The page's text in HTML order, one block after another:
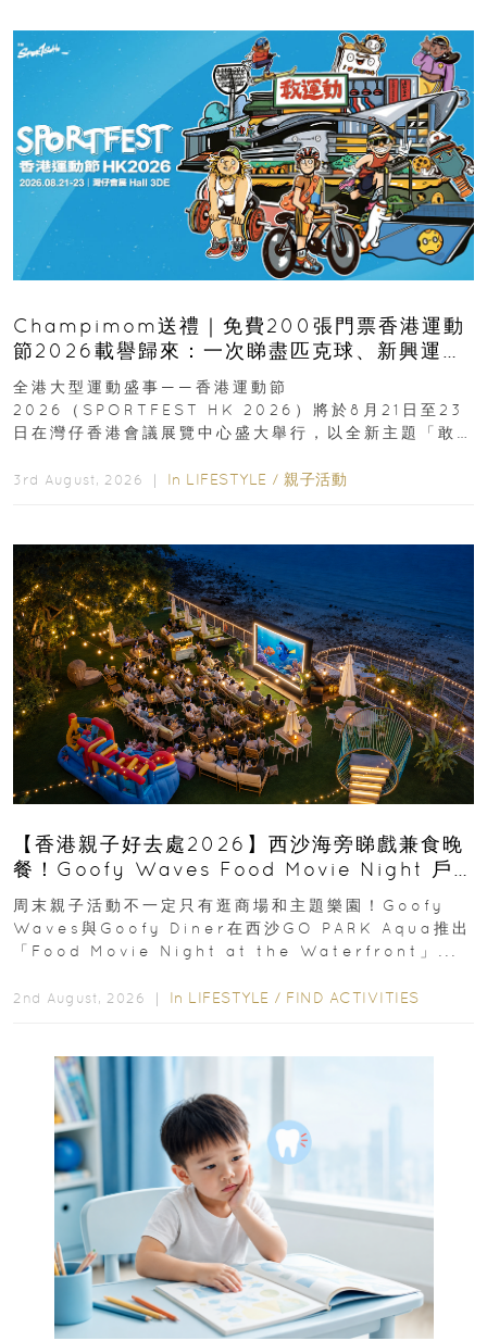
Champimom送禮｜免費200張門票香港運動
節2026載譽歸來：一次睇盡匹克球、新興運
動、街舞比賽＋逾百運動品牌展覽
全港大型運動盛事——香港運動節
2026（SPORTFEST HK 2026）將於8月21日至23
日在灣仔香港會議展覽中心盛大舉行，以全新主題「敢
3rd August, 2026 ｜ In LIFESTYLE / 親子活動
【香港親子好去處2026】西沙海旁睇戲兼食晚
餐！Goofy Waves Food Movie Night 戶
外影院逢週末登場
周末親子活動不一定只有逛商場和主題樂園！Goofy
Waves與Goofy Diner在西沙GO PARK Aqua推出
「Food Movie Night at the Waterfront」...
2nd August, 2026 ｜ In LIFESTYLE / FIND ACTIVITIES